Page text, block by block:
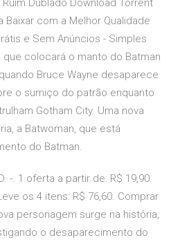
Dublado Download Torrent
Baixar com a Melhor Qualidade
e Sem Anúncios - Simples
colocará o manto do Batman
Bruce Wayne desaparece
o sumiço do patrão enquanto
Gotham City. Uma nova
a Batwoman, que está
do Batman.
-. 1 oferta a partir de: R$ 19,90.
os 4 itens: R$ 76,60. Comprar
personagem surge na história,
o desaparecimento do